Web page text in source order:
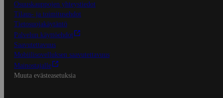
Osuuskauppojen yhteystiedot
Tilaus- ja toimitusehdot
Tietosuojakäytäntö
Palvelun käyttöehdot
Saavutettavuus
Mobiilisovelluksen saavutettavuus
Mainostajalle
Muuta evästeasetuksia